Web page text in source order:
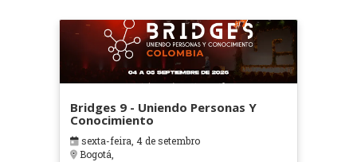
Bridges 9 - Uniendo Personas Y
Conocimiento
sexta-feira, 4 de setembro
Bogotá,